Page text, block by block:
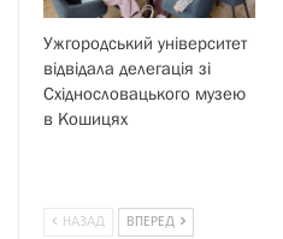
Ужгородський університет
відвідала делегація зі
Східнословацького музею
в Кошицях
НАЗАД ВПЕРЕД